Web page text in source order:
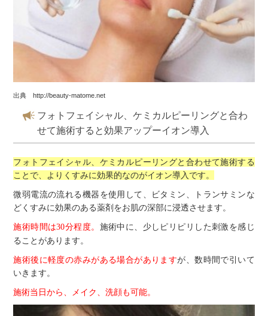
出典 http://beauty-matome.net
フォトフェイシャル、ケミカルピーリングと合わ
せて施術すると効果アップーイオン導入
フォトフェイシャル、ケミカルピーリングと合わせて施術する
ことで、よりくすみに効果的なのがイオン導入です。
微弱電流の流れる機器を使用して、ビタミン、トランサミンな
どくすみに効果のある薬剤をお肌の深部に浸透させます。
施術時間は30分程度。 施術中に、少しピリピリした刺激を感じ
ることがあります。
施術後に軽度の赤みがある場合がありますが、数時間で引いて
いきます。
施術当日から、メイク、洗顔も可能。